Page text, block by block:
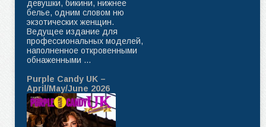
девушки, бикини, нижнее
белье, одним словом ню
экзотических женщин.
Ведущее издание для
профессиональных моделей,
наполненное откровенными
обнаженными ...
Purple Candy UK –
April/May/June 2026